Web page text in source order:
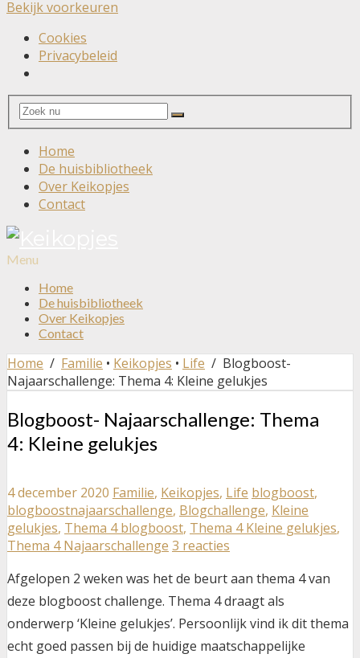
Bekijk voorkeuren
Cookies
Privacybeleid
Search
for:
Search
Home
De huisbibliotheek
Over Keikopjes
Contact
Menu
Home
De huisbibliotheek
Over Keikopjes
Contact
Home / Familie • Keikopjes • Life / Blogboost-
Najaarschallenge: Thema 4: Kleine gelukjes
Blogboost- Najaarschallenge: Thema
4: Kleine gelukjes
4 december 2020 Familie, Keikopjes, Life blogboost,
blogboostnajaarschallenge, Blogchallenge, Kleine
gelukjes, Thema 4 blogboost, Thema 4 Kleine gelukjes,
Thema 4 Najaarschallenge 3 reacties
Afgelopen 2 weken was het de beurt aan thema 4 van
deze blogboost challenge. Thema 4 draagt als
onderwerp ‘Kleine gelukjes’. Persoonlijk vind ik dit thema
echt goed passen bij de huidige maatschappelijke